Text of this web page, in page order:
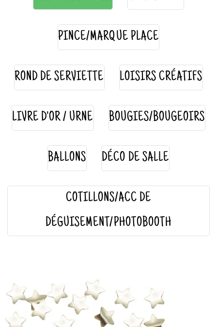
PINCE/MARQUE PLACE
ROND DE SERVIETTE LOISIRS CRÉATIFS
LIVRE D'OR / URNE BOUGIES/BOUGEOIRS
BALLONS DÉCO DE SALLE
COTILLONS/ACC DE
DÉGUISEMENT/PHOTOBOOTH